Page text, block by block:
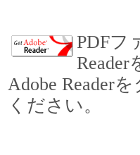
PDFフ
Adobe Reader
ください。